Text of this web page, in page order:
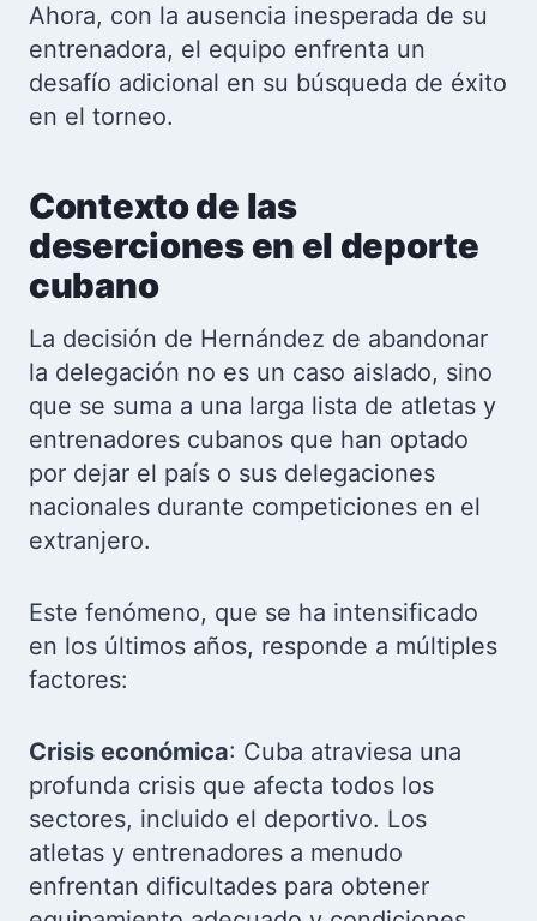
Ahora, con la ausencia inesperada de su
entrenadora, el equipo enfrenta un
desafío adicional en su búsqueda de éxito
en el torneo.
Contexto de las
deserciones en el deporte
cubano
La decisión de Hernández de abandonar
la delegación no es un caso aislado, sino
que se suma a una larga lista de atletas y
entrenadores cubanos que han optado
por dejar el país o sus delegaciones
nacionales durante competiciones en el
extranjero.
Este fenómeno, que se ha intensificado
en los últimos años, responde a múltiples
factores:
Crisis económica: Cuba atraviesa una
profunda crisis que afecta todos los
sectores, incluido el deportivo. Los
atletas y entrenadores a menudo
enfrentan dificultades para obtener